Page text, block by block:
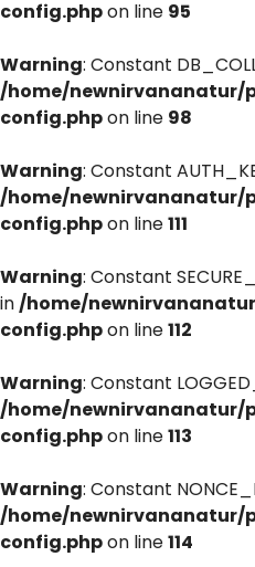
config.phpon line 95
Warning: Constant
/home/newnirvananatur/
config.phpon line 98
Warning: Constant
/home/newnirvananatur/
config.phpon line111
Warning: Constant
in/home/
config.phpon line112
Warning: Constant
/home/newnirvananatur/
config.phpon line113
Warning: Constant
/home/newnirvananatur/
config.phpon line114